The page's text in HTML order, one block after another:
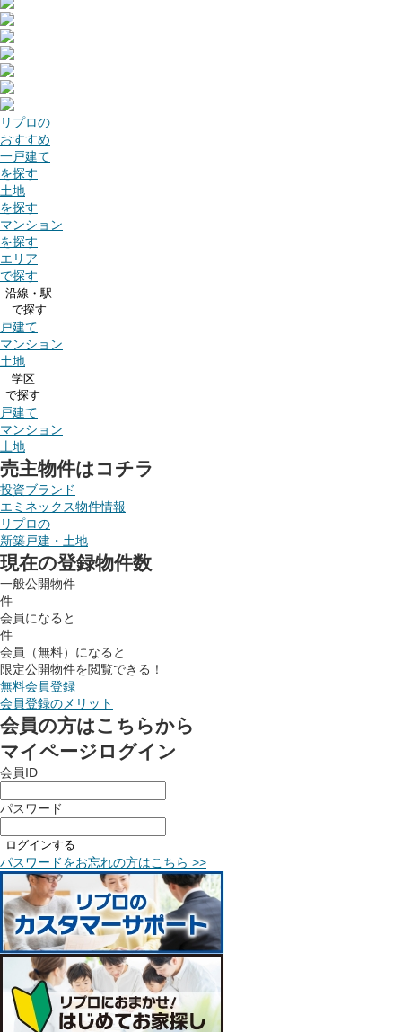
リプロの
おすすめ
一戸建て
を探す
土地
を探す
マンション
を探す
エリア
で探す
沿線・駅
で探す
戸建て
マンション
土地
学区
で探す
戸建て
マンション
土地
売主物件はコチラ
投資ブランド
エミネックス物件情報
リプロの
新築戸建・土地
現在の登録物件数
一般公開物件
件
会員になると
件
会員（無料）になると
限定公開物件を閲覧できる！
無料会員登録
会員登録のメリット
会員の方はこちらから
マイページログイン
会員ID
パスワード
ログインする
パスワードをお忘れの方はこちら >>